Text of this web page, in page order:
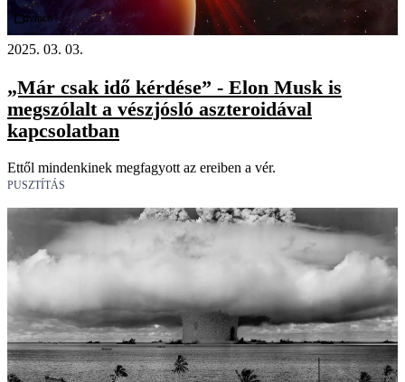
Videó
2025. 03. 03.
„Már csak idő kérdése” - Elon Musk is
megszólalt a vészjósló aszteroidával
kapcsolatban
Ettől mindenkinek megfagyott az ereiben a vér.
PUSZTÍTÁS